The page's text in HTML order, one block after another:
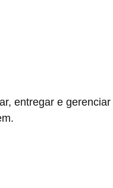
entregar e gerenciar